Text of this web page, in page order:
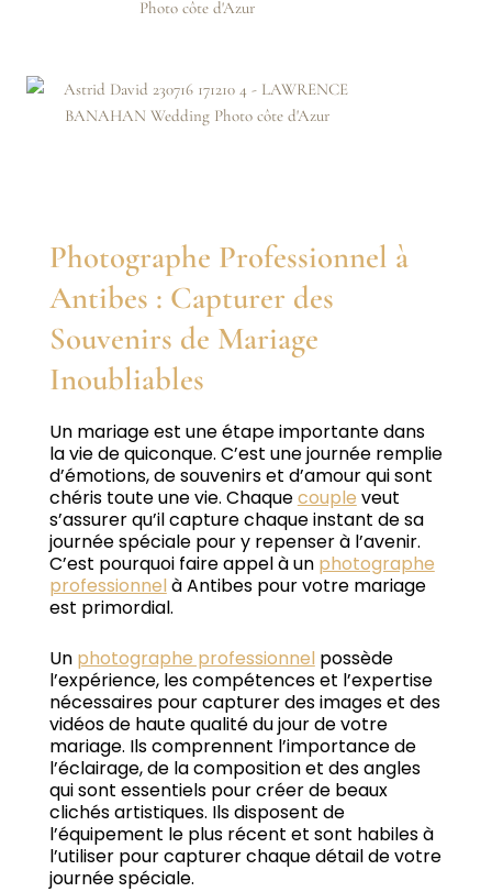
Photographe Professionnel à
Antibes : Capturer des
Souvenirs de Mariage
Inoubliables
Un mariage est une étape importante dans
la vie de quiconque. C’est une journée remplie
d’émotions, de souvenirs et d’amour qui sont
chéris toute une vie. Chaquecouple veut
s’assurer qu’il capture chaque instant de sa
journée spéciale pour y repenser à l’avenir.
C’est pourquoi faire appel à un photographe
professionnel à Antibes pour votre mariage
est primordial.
Un photographe professionnel possède
l’expérience, les compétences et l’expertise
nécessaires pour capturer des images et des
vidéos de haute qualité du jour de votre
mariage. Ils comprennent l’importance de
l’éclairage, de la composition et des angles
qui sont essentiels pour créer de beaux
clichés artistiques. Ils disposent de
l’équipement le plus récent et sont habiles à
l’utiliser pour capturer chaque détail de votre
journée spéciale.